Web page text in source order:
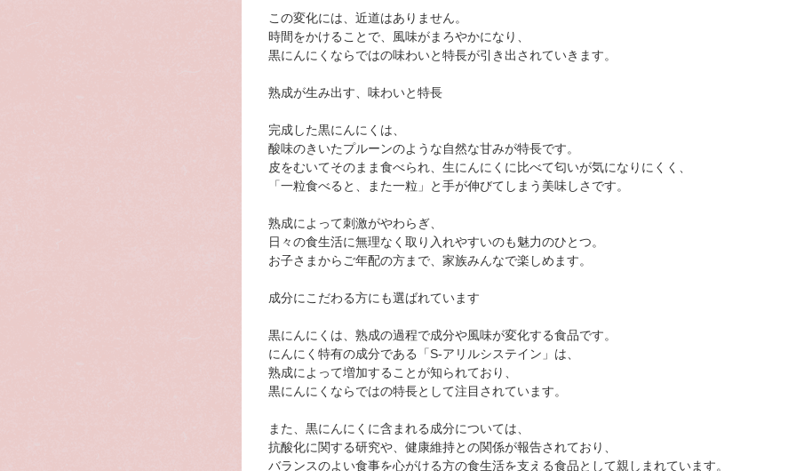
この変化には、近道はありません。
時間をかけることで、風味がまろやかになり、
黒にんにくならではの味わいと特長が引き出されていきます。
熟成が生み出す、味わいと特長
完成した黒にんにくは、
酸味のきいたプルーンのような自然な甘みが特長です。
皮をむいてそのまま食べられ、生にんにくに比べて匂いが気になりにくく、
「一粒食べると、また一粒」と手が伸びてしまう美味しさです。
熟成によって刺激がやわらぎ、
日々の食生活に無理なく取り入れやすいのも魅力のひとつ。
お子さまからご年配の方まで、家族みんなで楽しめます。
成分にこだわる方にも選ばれています
黒にんにくは、熟成の過程で成分や風味が変化する食品です。
にんにく特有の成分である「S-アリルシステイン」は、
熟成によって増加することが知られており、
黒にんにくならではの特長として注目されています。
また、黒にんにくに含まれる成分については、
抗酸化に関する研究や、健康維持との関係が報告されており、
バランスのよい食事を心がける方の食生活を支える食品として親しまれています。